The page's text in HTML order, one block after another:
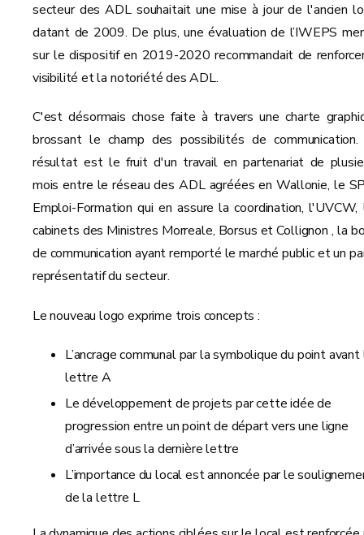
secteur des ADL souhaitait une mise à jour de l'ancien
datant de 2009. De plus, une évaluation de l’IWEPS
sur le dispositif en 2019-2020 recommandait de
visibilité et la notoriété des ADL.
C'est désormais chose faite à travers une charte
brossant le champ des possibilités de communication.
résultat est le fruit d'un travail en partenariat de
mois entre le réseau des ADL agréées en Wallonie, le
Emploi-Formation qui en assure la coordination, l'UVCW,
cabinets des Ministres Morreale, Borsus et Collignon , la
de communication ayant remporté le marché public et un
représentatif du secteur.
Le nouveau logo exprime trois concepts :
L’ancrage communal par la symbolique du point avant
lettre A
Le développement de projets par cette idée de
progression entre un point de départ vers une ligne
d’arrivée sous la dernière lettre
L’importance du local est annoncée par le
de la lettre L